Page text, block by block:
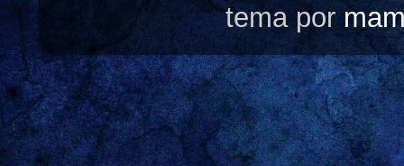
tema por